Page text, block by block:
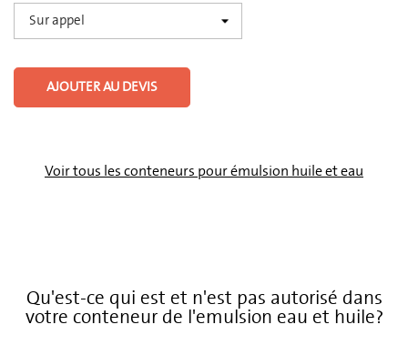
AJOUTER AU DEVIS
Voir tous les conteneurs pour émulsion huile et eau
Qu'est-ce qui est et n'est pas autorisé dans
votre conteneur de l'emulsion eau et huile?